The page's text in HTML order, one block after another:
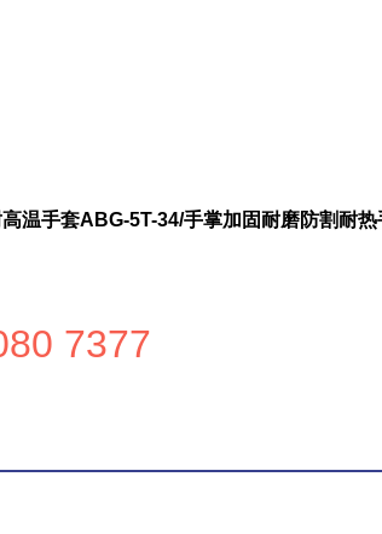
温手套ABG-5T-34/手掌加固耐磨防割耐热
7377